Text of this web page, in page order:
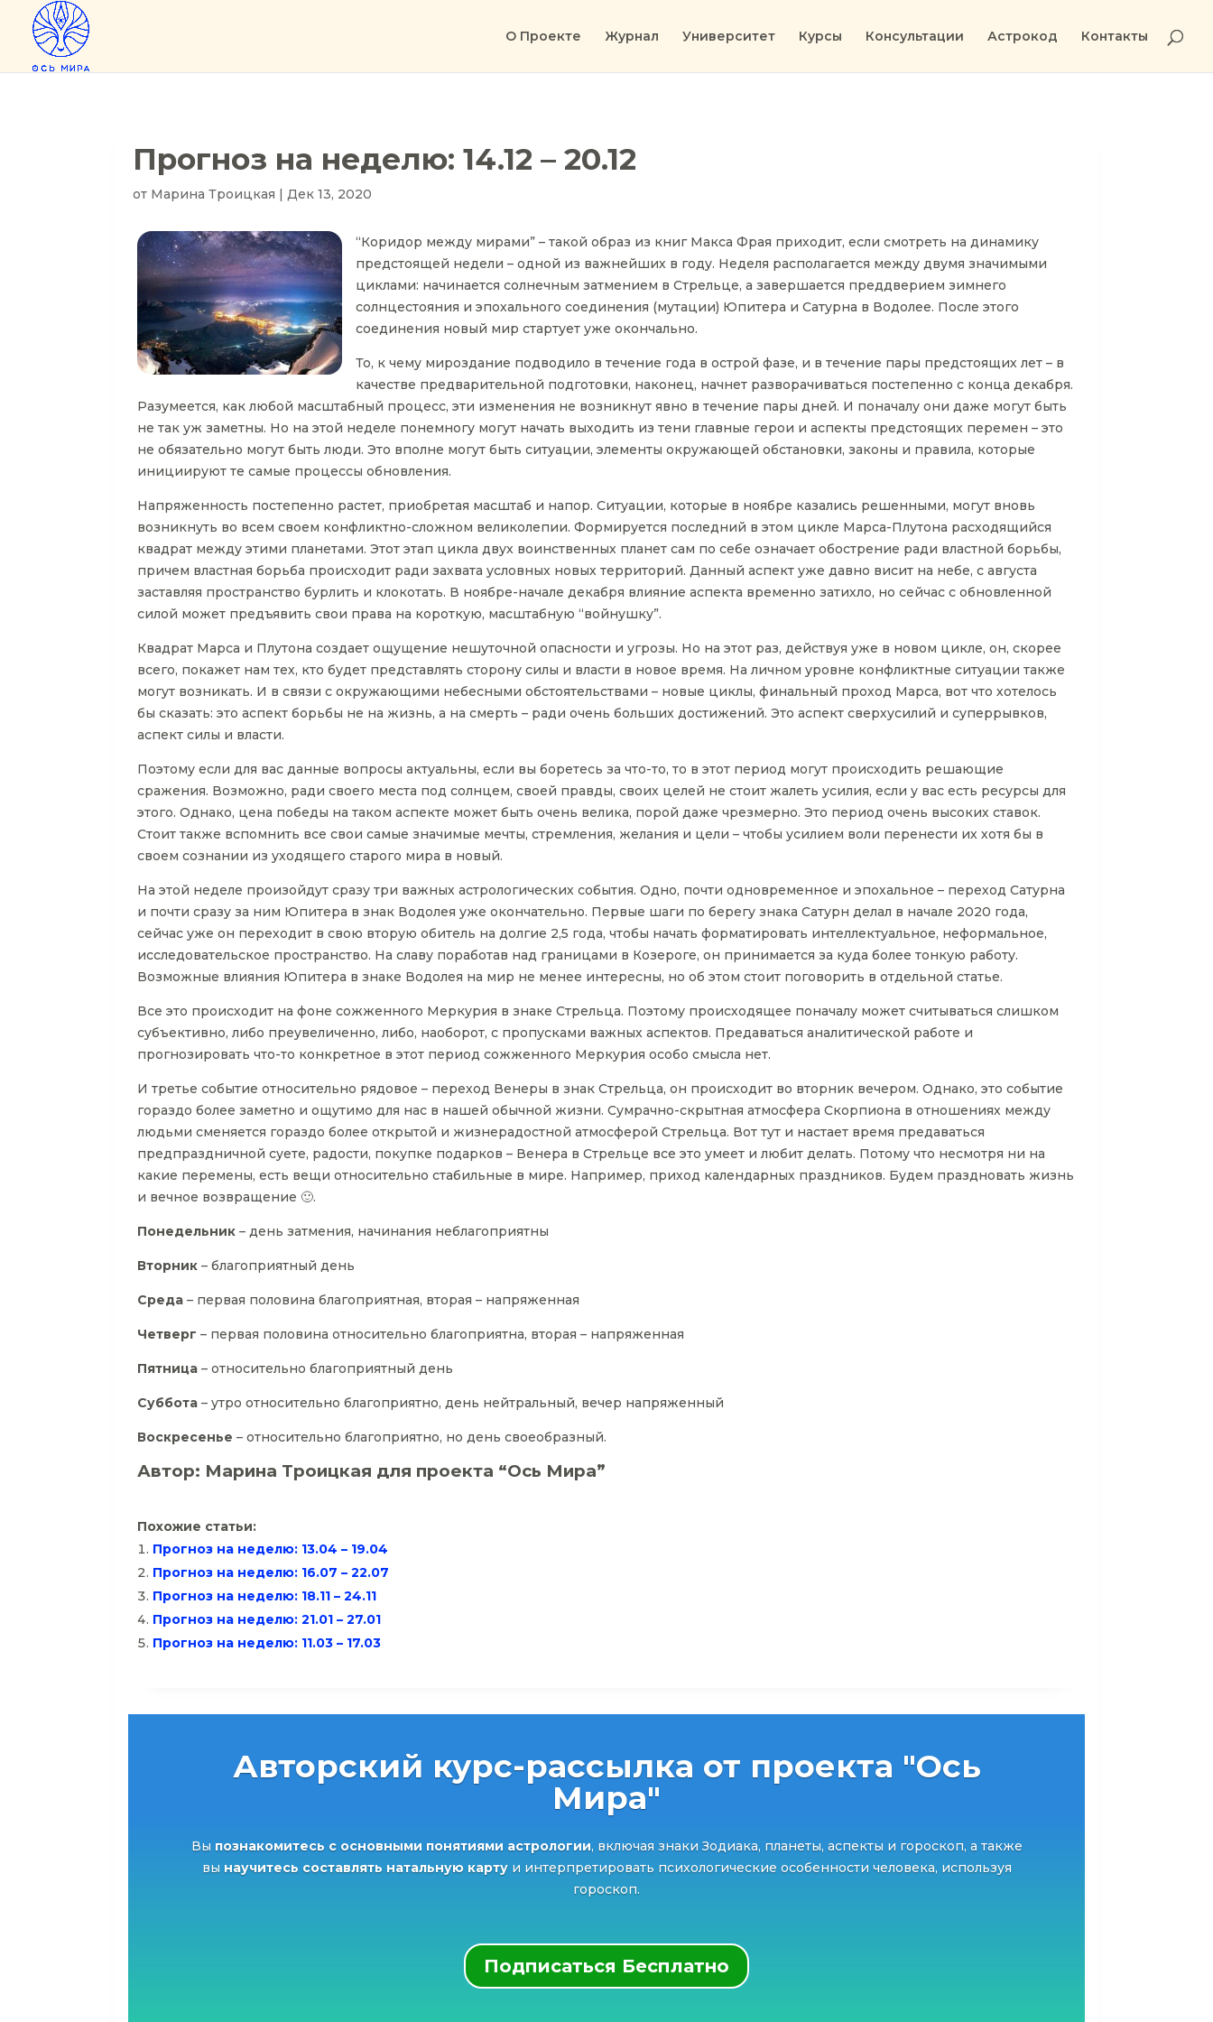
О Проекте Журнал Университет Курсы Консультации Астрокод Контакты
Прогноз на неделю: 14.12 – 20.12
от Марина Троицкая | Дек 13, 2020
“Коридор между мирами” – такой образ из книг Макса Фрая приходит, если смотреть на динамику
предстоящей недели – одной из важнейших в году. Неделя располагается между двумя значимыми
циклами: начинается солнечным затмением в Стрельце, а завершается преддверием зимнего
солнцестояния и эпохального соединения (мутации) Юпитера и Сатурна в Водолее. После этого
соединения новый мир стартует уже окончально.
То, к чему мироздание подводило в течение года в острой фазе, и в течение пары предстоящих лет – в
качестве предварительной подготовки, наконец, начнет разворачиваться постепенно с конца декабря.
Разумеется, как любой масштабный процесс, эти изменения не возникнут явно в течение пары дней. И поначалу они даже могут быть
не так уж заметны. Но на этой неделе понемногу могут начать выходить из тени главные герои и аспекты предстоящих перемен – это
не обязательно могут быть люди. Это вполне могут быть ситуации, элементы окружающей обстановки, законы и правила, которые
инициируют те самые процессы обновления.
Напряженность постепенно растет, приобретая масштаб и напор. Ситуации, которые в ноябре казались решенными, могут вновь
возникнуть во всем своем конфликтно-сложном великолепии. Формируется последний в этом цикле Марса-Плутона расходящийся
квадрат между этими планетами. Этот этап цикла двух воинственных планет сам по себе означает обострение ради властной борьбы,
причем властная борьба происходит ради захвата условных новых территорий. Данный аспект уже давно висит на небе, с августа
заставляя пространство бурлить и клокотать. В ноябре-начале декабря влияние аспекта временно затихло, но сейчас с обновленной
силой может предъявить свои права на короткую, масштабную “войнушку”.
Квадрат Марса и Плутона создает ощущение нешуточной опасности и угрозы. Но на этот раз, действуя уже в новом цикле, он, скорее
всего, покажет нам тех, кто будет представлять сторону силы и власти в новое время. На личном уровне конфликтные ситуации также
могут возникать. И в связи с окружающими небесными обстоятельствами – новые циклы, финальный проход Марса, вот что хотелось
бы сказать: это аспект борьбы не на жизнь, а на смерть – ради очень больших достижений. Это аспект сверхусилий и суперрывков,
аспект силы и власти.
Поэтому если для вас данные вопросы актуальны, если вы боретесь за что-то, то в этот период могут происходить решающие
сражения. Возможно, ради своего места под солнцем, своей правды, своих целей не стоит жалеть усилия, если у вас есть ресурсы для
этого. Однако, цена победы на таком аспекте может быть очень велика, порой даже чрезмерно. Это период очень высоких ставок.
Стоит также вспомнить все свои самые значимые мечты, стремления, желания и цели – чтобы усилием воли перенести их хотя бы в
своем сознании из уходящего старого мира в новый.
На этой неделе произойдут сразу три важных астрологических события. Одно, почти одновременное и эпохальное – переход Сатурна
и почти сразу за ним Юпитера в знак Водолея уже окончательно. Первые шаги по берегу знака Сатурн делал в начале 2020 года,
сейчас уже он переходит в свою вторую обитель на долгие 2,5 года, чтобы начать форматировать интеллектуальное, неформальное,
исследовательское пространство. На славу поработав над границами в Козероге, он принимается за куда более тонкую работу.
Возможные влияния Юпитера в знаке Водолея на мир не менее интересны, но об этом стоит поговорить в отдельной статье.
Все это происходит на фоне сожженного Меркурия в знаке Стрельца. Поэтому происходящее поначалу может считываться слишком
субъективно, либо преувеличенно, либо, наоборот, с пропусками важных аспектов. Предаваться аналитической работе и
прогнозировать что-то конкретное в этот период сожженного Меркурия особо смысла нет.
И третье событие относительно рядовое – переход Венеры в знак Стрельца, он происходит во вторник вечером. Однако, это событие
гораздо более заметно и ощутимо для нас в нашей обычной жизни. Сумрачно-скрытная атмосфера Скорпиона в отношениях между
людьми сменяется гораздо более открытой и жизнерадостной атмосферой Стрельца. Вот тут и настает время предаваться
предпраздничной суете, радости, покупке подарков – Венера в Стрельце все это умеет и любит делать. Потому что несмотря ни на
какие перемены, есть вещи относительно стабильные в мире. Например, приход календарных праздников. Будем праздновать жизнь
и вечное возвращение 🙂.
Понедельник – день затмения, начинания неблагоприятны
Вторник – благоприятный день
Среда – первая половина благоприятная, вторая – напряженная
Четверг – первая половина относительно благоприятна, вторая – напряженная
Пятница – относительно благоприятный день
Суббота – утро относительно благоприятно, день нейтральный, вечер напряженный
Воскресенье – относительно благоприятно, но день своеобразный.
Автор: Марина Троицкая для проекта “Ось Мира”
Похожие статьи:
Прогноз на неделю: 13.04 – 19.04
Прогноз на неделю: 16.07 – 22.07
Прогноз на неделю: 18.11 – 24.11
Прогноз на неделю: 21.01 – 27.01
Прогноз на неделю: 11.03 – 17.03
Авторский курс-рассылка от проекта "Ось
Мира"
Вы познакомитесь с основными понятиями астрологии, включая знаки Зодиака, планеты, аспекты и гороскоп, а также
вы научитесь составлять натальную картуи интерпретировать психологические особенности человека, используя
гороскоп.
Подписаться Бесплатно